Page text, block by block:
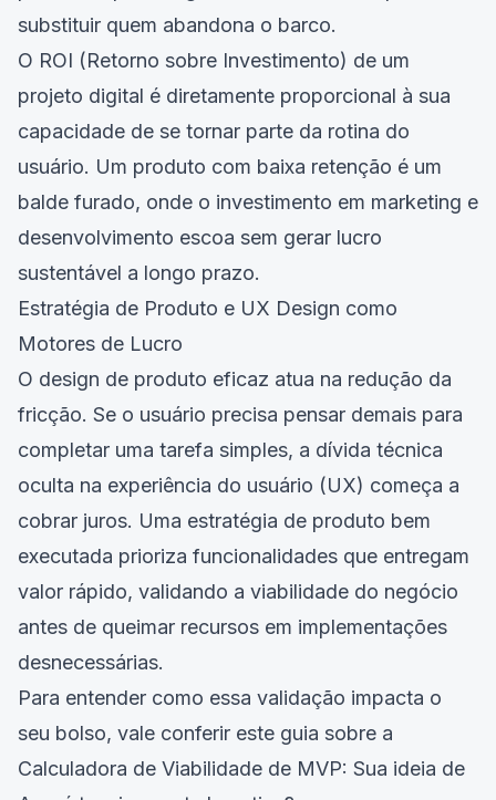
substituir quem abandona o barco.
O ROI (Retorno sobre Investimento) de um
projeto digital é diretamente proporcional à sua
capacidade de se tornar parte da rotina do
usuário. Um produto com baixa retenção é um
balde furado, onde o investimento em marketing e
desenvolvimento escoa sem gerar lucro
sustentável a longo prazo.
Estratégia de Produto e UX Design como
Motores de Lucro
O design de produto eficaz atua na redução da
fricção. Se o usuário precisa pensar demais para
completar uma tarefa simples, a dívida técnica
oculta na experiência do usuário (UX) começa a
cobrar juros. Uma estratégia de produto bem
executada prioriza funcionalidades que entregam
valor rápido, validando a viabilidade do negócio
antes de queimar recursos em implementações
desnecessárias.
Para entender como essa validação impacta o
seu bolso, vale conferir este guia sobre a
Calculadora de Viabilidade de MVP: Sua ideia de